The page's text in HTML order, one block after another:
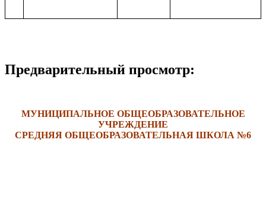
Предварительный просмотр:
МУНИЦИПАЛЬНОЕ ОБЩЕОБРАЗОВАТЕЛЬНОЕ
УЧРЕЖДЕНИЕ
СРЕДНЯЯ ОБЩЕОБРАЗОВАТЕЛЬНАЯ ШКОЛА №6